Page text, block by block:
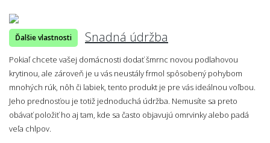
Ďalšie vlastnosti Snadná údržba
Pokiaľ chcete vašej domácnosti dodať šmrnc novou podlahovou
krytinou, ale zároveň je u vás neustály frmol spôsobený pohybom
mnohých rúk, nôh či labiek, tento produkt je pre vás ideálnou voľbou.
Jeho prednosťou je totiž jednoduchá údržba. Nemusíte sa preto
obávať položiť ho aj tam, kde sa často objavujú omrvinky alebo padá
veľa chlpov.